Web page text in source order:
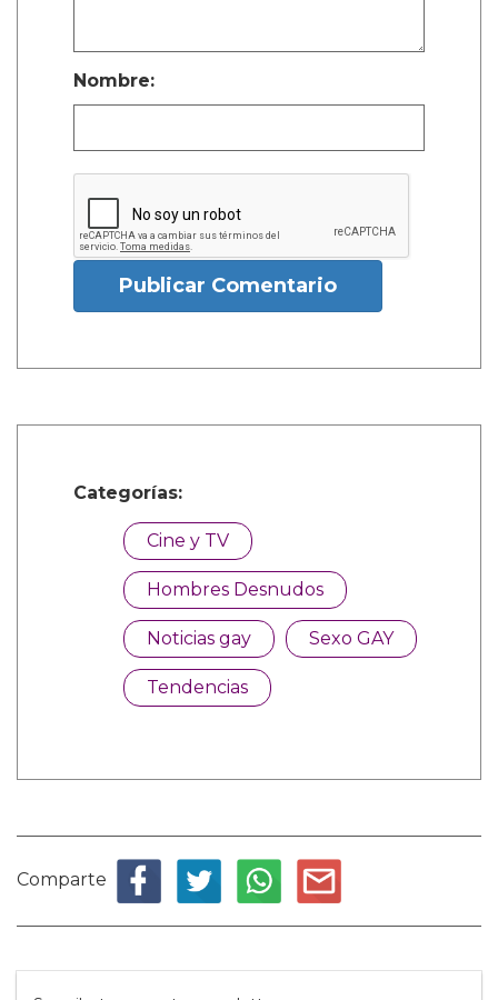
Nombre:
Publicar Comentario
Categorías:
Cine y TV
Hombres Desnudos
Noticias gay Sexo GAY
Tendencias
Comparte